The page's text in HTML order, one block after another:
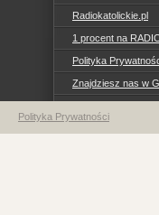
Radiokatolickie.pl
1 procent na
Polityka
Znajdziesz nas w
Polityka Prywatności